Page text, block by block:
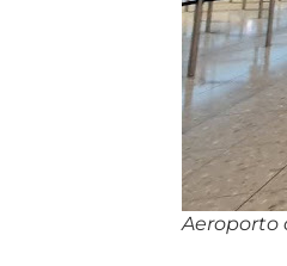
Aeroporto